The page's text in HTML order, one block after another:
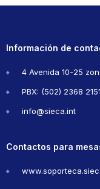
Información de
4 Avenida 10-25
PBX: (502) 2368 2151
info@sieca.int
Contactos para